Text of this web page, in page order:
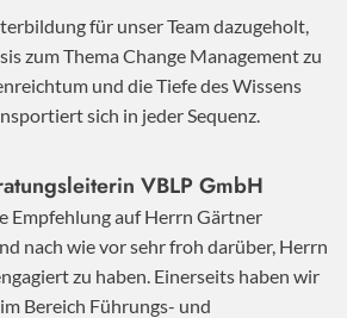
für unser Team dazugeholt,
zum Thema Change Management zu
und die Tiefe des Wissens
sich in jeder Sequenz.
VBLP GmbH
Empfehlung auf Herrn Gärtner
nach wie vor sehr froh darüber, Herrn
zu haben. Einerseits haben wir
Bereich Führungs- und